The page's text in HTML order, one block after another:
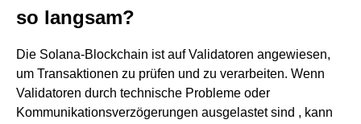
so langsam?
Die Solana-Blockchain ist auf Validatoren angewiesen,
um Transaktionen zu prüfen und zu verarbeiten. Wenn
Validatoren durch technische Probleme oder
Kommunikationsverzögerungen ausgelastet sind , kann